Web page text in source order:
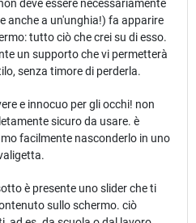
deve essere necessariamente
anche a un'unghia!) fa apparire
tutto ciò che crei su di esso.
un supporto che vi permetterà
senza timore di perderla.
e innocuo per gli occhi! non
sicuro da usare. è
facilmente nasconderlo in uno
è presente uno slider che ti
sullo schermo. ciò